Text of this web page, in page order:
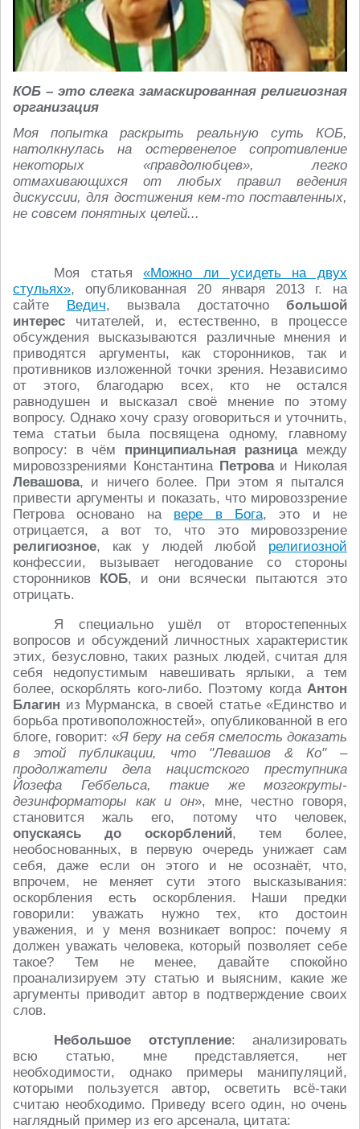
КОБ – это слегка замаскированная религиозная
организация
Моя попытка раскрыть реальную суть КОБ,
натолкнулась на остервенелое сопротивление
некоторых «правдолюбцев», легко
отмахивающихся от любых правил ведения
дискуссии, для достижения кем-то поставленных,
не совсем понятных целей...
Моя статья«Можно ли усидеть на двух
стульях», опубликованная 20 января 2013 г. на
сайте Ведич, вызвала достаточно большой
интерес читателей, и, естественно, в процессе
обсуждения высказываются различные мнения и
приводятся аргументы, как сторонников, так и
противников изложенной точки зрения. Независимо
от этого, благодарю всех, кто не остался
равнодушен и высказал своё мнение по этому
вопросу. Однако хочу сразу оговориться и уточнить,
тема статьи была посвящена одному, главному
вопросу: в чём принципиальная разницамежду
мировоззрениями КонстантинаПетроваи Николая
Левашова, и ничего более. При этом я пытался
привести аргументы и показать, что мировоззрение
Петрова основано на вере в Бога, это и не
отрицается, а вот то, что это мировоззрение
религиозное, как у людей любой религиозной
конфессии, вызывает негодование со стороны
сторонников КОБ, и они всячески пытаются это
отрицать.
Я специально ушёл от второстепенных
вопросов и обсуждений личностных характеристик
этих, безусловно, таких разных людей, считая для
себя недопустимым навешивать ярлыки, а тем
более, оскорблять кого-либо. Поэтому когда Антон
Благин из Мурманска, в своей статье «Единство и
борьба противоположностей», опубликованной в его
блоге, говорит: «Я беру на себя смелость доказать
в этой публикации, что "Левашов & Ко" –
продолжатели дела нацистского преступника
Йозефа Геббельса, такие же мозгокруты-
дезинформаторы как и он», мне, честно говоря,
становится жаль его, потому что человек,
опускаясь до оскорблений, тем более,
необоснованных, в первую очередь унижает сам
себя, даже если он этого и не осознаёт, что,
впрочем, не меняет сути этого высказывания:
оскорбления есть оскорбления. Наши предки
говорили: уважать нужно тех, кто достоин
уважения, и у меня возникает вопрос: почему я
должен уважать человека, который позволяет себе
такое? Тем не менее, давайте спокойно
проанализируем эту статью и выясним, какие же
аргументы приводит автор в подтверждение своих
слов.
Небольшое отступление: анализировать
всю статью, мне представляется, нет
необходимости, однако примеры манипуляций,
которыми пользуется автор, осветить всё-таки
считаю необходимо. Приведу всего один, но очень
наглядный пример из его арсенала, цитата: